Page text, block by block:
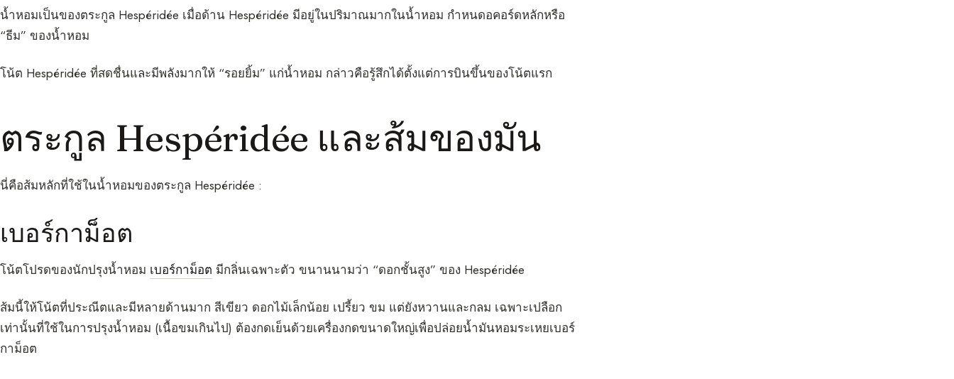
น้ำหอมเป็นของตระกูล Hespéridée เมื่อด้าน Hespéridée มีอยู่ในปริมาณมากในน้ำหอม กำหนดอคอร์ดหลักหรือ
“ธีม” ของน้ำหอม
โน้ต Hespéridée ที่สดชื่นและมีพลังมากให้ “รอยยิ้ม” แก่น้ำหอม กล่าวคือรู้สึกได้ตั้งแต่การบินขึ้นของโน้ตแรก
ตระกูล Hespéridée และส้มของมัน
นี่คือส้มหลักที่ใช้ในน้ำหอมของตระกูล Hespéridée :
เบอร์กาม็อต
โน้ตโปรดของนักปรุงน้ำหอม เบอร์กาม็อต มีกลิ่นเฉพาะตัว ขนานนามว่า “ดอกชั้นสูง” ของ Hespéridée
ส้มนี้ให้โน้ตที่ประณีตและมีหลายด้านมาก สีเขียว ดอกไม้เล็กน้อย เปรี้ยว ขม แต่ยังหวานและกลม เฉพาะเปลือก
เท่านั้นที่ใช้ในการปรุงน้ำหอม (เนื้อขมเกินไป) ต้องกดเย็นด้วยเครื่องกดขนาดใหญ่เพื่อปล่อยน้ำมันหอมระเหยเบอร์
กาม็อต